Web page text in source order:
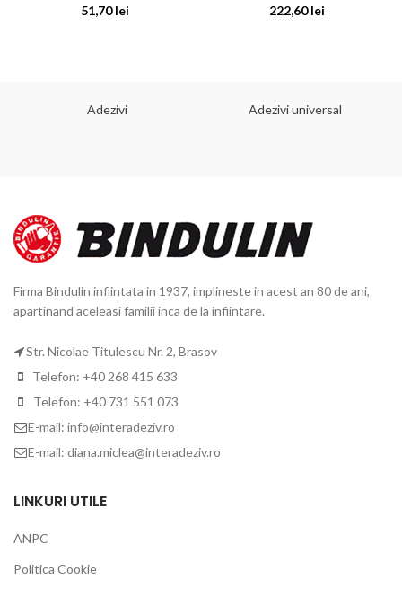
51,70lei
222,60lei
Adezivi Adezivi universal
Firma Bindulin infiintata in 1937, implineste in acest an 80 de ani,
apartinand aceleasi familii inca de la infiintare.
Str. Nicolae Titulescu Nr. 2, Brasov
Telefon: +40 268 415 633
Telefon: +40 731 551 073
E-mail: info@interadeziv.ro
E-mail: diana.miclea@interadeziv.ro
LINKURI UTILE
ANPC
Politica Cookie